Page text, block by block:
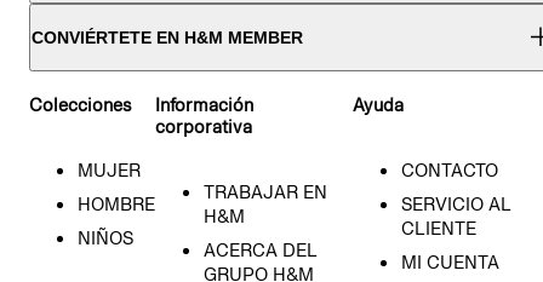
CONVIÉRTETE EN H&M MEMBER
Colecciones
MUJER
HOMBRE
NIÑOS
Información
corporativa
TRABAJAR EN
H&M
ACERCA DEL
GRUPO H&M
Ayuda
CONTACTO
SERVICIO AL
CLIENTE
MI CUENTA